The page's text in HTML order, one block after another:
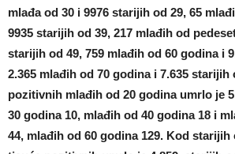
mlađa od 30 i 9976 starijih od 29, 65
9935 starijih od 39, 217 mlađih od
starijih od 49, 759 mlađih od 60 godina i
2.365 mlađih od 70 godina i 7.635 starijih
pozitivnih mlađih od 20 godina umrlo je
30 godina 10, mlađih od 40 godina 18 i
44, mlađih od 60 godina 129. Kod starijih